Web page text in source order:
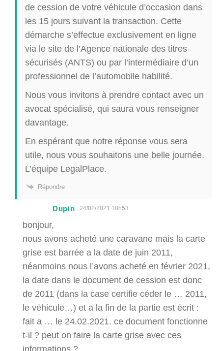
de cession de votre véhicule d’occasion dans
les 15 jours suivant la transaction. Cette
démarche s’effectue exclusivement en ligne
via le site de l’Agence nationale des titres
sécurisés (ANTS) ou par l’intermédiaire d’un
professionnel de l’automobile habilité.
Nous vous invitons à prendre contact avec un
avocat spécialisé, qui saura vous renseigner
davantage.
En espérant que notre réponse vous sera
utile, nous vous souhaitons une belle journée.
L’équipe LegalPlace.
Répondre
Dupin 24/02/2021 18h53
bonjour,
nous avons acheté une caravane mais la carte
grise est barrée a la date de juin 2011,
néanmoins nous l’avons acheté en février 2021,
la date dans le document de cession est donc
de 2011 (dans la case certifie céder le … 2011,
le véhicule…) et a la fin de la partie est écrit :
fait a … le 24.02.2021. ce document fonctionne
t-il ? peut on faire la carte grise avec ces
informations ?